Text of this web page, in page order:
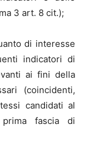
3 art. 8 cit.);
di interesse
indicatori di
ai fini della
(coincidenti,
candidati al
prima fascia di